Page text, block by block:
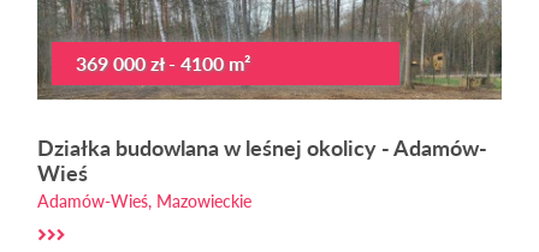
369 000 zł - 4100 m²
Działka budowlana w leśnej okolicy - Adamów-
Wieś
Adamów-Wieś, Mazowieckie